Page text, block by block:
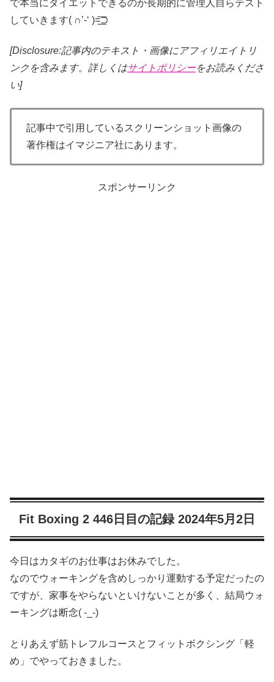
で本当にダイエットできるのか長期的に管理人自らテスト
していきます( ∩’-‘ )=͟͟͞͞⊃
[Disclosure:記事内のテキスト・画像にアフィリエイトリ
ンクを含みます。詳しくはサイトポリシーをお読みくださ
い]
記事中で引用しているスクリーンショット画像の
著作権はイマジニア社にあります。
スポンサーリンク
Fit Boxing 2 446日目の記録 2024年5月2日
今日はカタギのお仕事はお休みでした。
なのでウォーキングを含めしっかり運動する予定だったの
ですが、家事をやらないといけないことが多く、結局ウォ
ーキングは断念( -_-)
とりあえず筋トレフルコースとフィットボクシング「軽
め」でやっておきました。